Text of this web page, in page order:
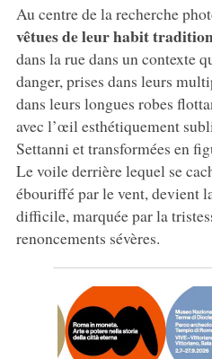
Au centre de la recherche
vêtues de leur habit
dans la rue dans un contexte
danger, prises dans leurs
dans leurs longues robes
avec l’œil esthétiquement
Settanni et transformées en
Le voile derrière lequel se
ébouriffé par le vent, devient
difficile, marquée par la
renoncements sévères.